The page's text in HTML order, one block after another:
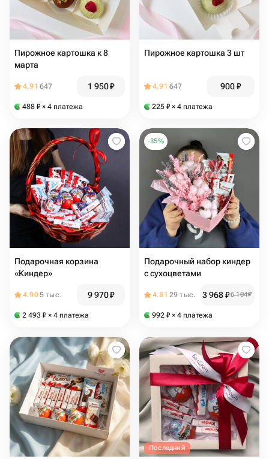
Пирожное картошка к 8
марта
4.91 647 1 950₽
488 ₽ × 4 платежа
Пирожное картошка 3 шт
4.91 647 900₽
225 ₽ × 4 платежа
Подарочная корзина
«Киндер»
4.905 тыс. 9 970₽
2 493 ₽ × 4 платежа
-35%
Подарочный набор киндер
с сухоцветами
4.81 29 тыс. 3 968₽6 104₽
992 ₽ × 4 платежа
Последний